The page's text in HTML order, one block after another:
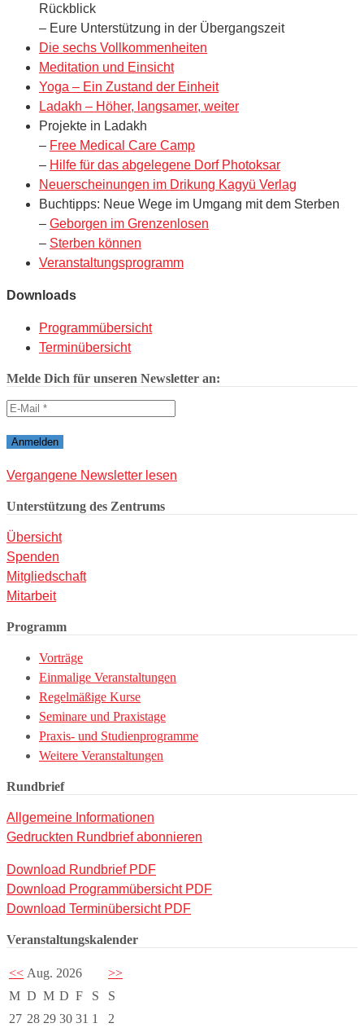
Rückblick
– Eure Unterstützung in der Übergangszeit
Die sechs Vollkommenheiten
Meditation und Einsicht
Yoga – Ein Zustand der Einheit
Ladakh – Höher, langsamer, weiter
Projekte in Ladakh
– Free Medical Care Camp
– Hilfe für das abgelegene Dorf Photoksar
Neuerscheinungen im Drikung Kagyü Verlag
Buchtipps: Neue Wege im Umgang mit dem Sterben
– Geborgen im Grenzenlosen
– Sterben können
Veranstaltungsprogramm
Downloads
Programmübersicht
Terminübersicht
Melde Dich für unseren Newsletter an:
Vergangene Newsletter lesen
Unterstützung des Zentrums
Übersicht
Spenden
Mitgliedschaft
Mitarbeit
Programm
Vorträge
Einmalige Veranstaltungen
Regelmäßige Kurse
Seminare und Praxistage
Praxis- und Studienprogramme
Weitere Veranstaltungen
Rundbrief
Allgemeine Informationen
Gedruckten Rundbrief abonnieren
Download Rundbrief PDF
Download Programmübersicht PDF
Download Terminübersicht PDF
Veranstaltungskalender
<< Aug. 2026
>>
M D M D F S
S
27 28 29 30 31 1 2